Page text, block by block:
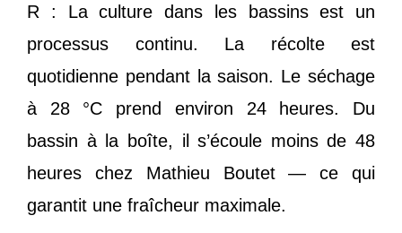
R : La culture dans les bassins est un
processus continu. La récolte est
quotidienne pendant la saison. Le séchage
à 28 °C prend environ 24 heures. Du
bassin à la boîte, il s’écoule moins de 48
heures chez Mathieu Boutet — ce qui
garantit une fraîcheur maximale.